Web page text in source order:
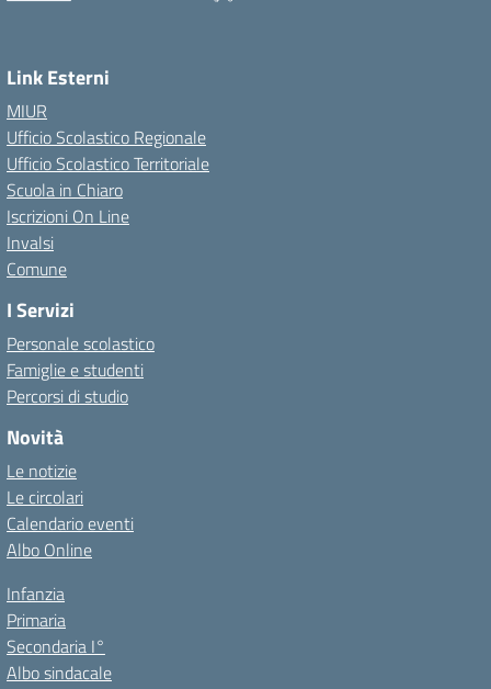
Link Esterni
MIUR
Ufficio Scolastico Regionale
Ufficio Scolastico Territoriale
Scuola in Chiaro
Iscrizioni On Line
Invalsi
Comune
I Servizi
Personale scolastico
Famiglie e studenti
Percorsi di studio
Novità
Le notizie
Le circolari
Calendario eventi
Albo Online
Infanzia
Primaria
Secondaria I°
Albo sindacale